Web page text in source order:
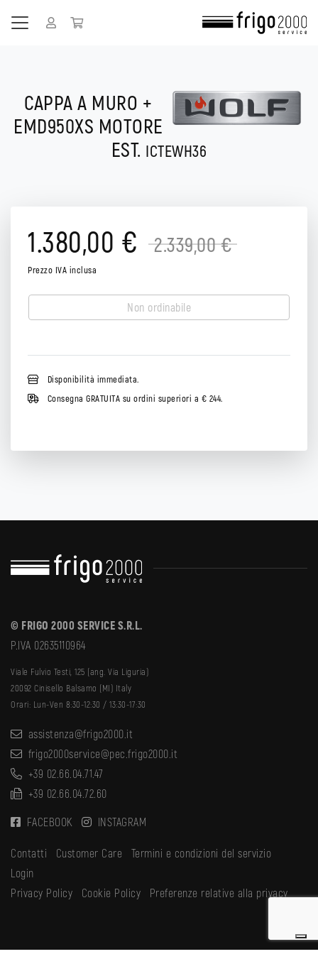
CAPPA A MURO +
EMD950XS MOTORE
EST. ICTEWH36
1.380,00 € 2.339,00 €
Prezzo IVA inclusa
Non ordinabile
Disponibilità immediata.
Consegna GRATUITA su ordini superiori a € 244.
© FRIGO 2000 SERVICE S.R.L.
P.IVA 02635110964
Viale Fulvio Testi, 125 (ang. Via Liguria)
20092 Cinisello Balsamo (MI) Italy
Orari: Lun-Ven 8:30-12:30 / 13:30-17:30
assistenza@frigo2000.it
frigo2000service@pec.frigo2000.it
+39 02.66.04.71.47
+39 02.66.04.72.60
FACEBOOK INSTAGRAM
Contatti Customer Care
Termini e condizioni del servizio
Login
Privacy Policy
Cookie Policy Preferenze relative alla privacy